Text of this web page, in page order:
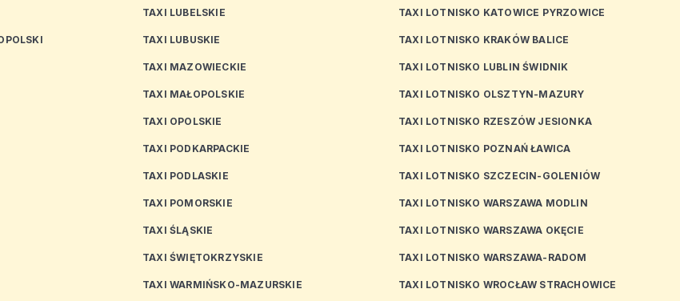
TAXI LUBELSKIE
TAXI LUBUSKIE
TAXI MAZOWIECKIE
TAXI MAŁOPOLSKIE
TAXI OPOLSKIE
TAXI PODKARPACKIE
TAXI PODLASKIE
TAXI POMORSKIE
TAXI ŚLĄSKIE
TAXI ŚWIĘTOKRZYSKIE
TAXI WARMIŃSKO-MAZURSKIE
TAXI LOTNISKO KATOWICE PYRZOWICE
TAXI LOTNISKO KRAKÓW BALICE
TAXI LOTNISKO LUBLIN ŚWIDNIK
TAXI LOTNISKO OLSZTYN-MAZURY
TAXI LOTNISKO RZESZÓW JESIONKA
TAXI LOTNISKO POZNAŃ ŁAWICA
TAXI LOTNISKO SZCZECIN-GOLENIÓW
TAXI LOTNISKO WARSZAWA MODLIN
TAXI LOTNISKO WARSZAWA OKĘCIE
TAXI LOTNISKO WARSZAWA-RADOM
TAXI LOTNISKO WROCŁAW STRACHOWICE